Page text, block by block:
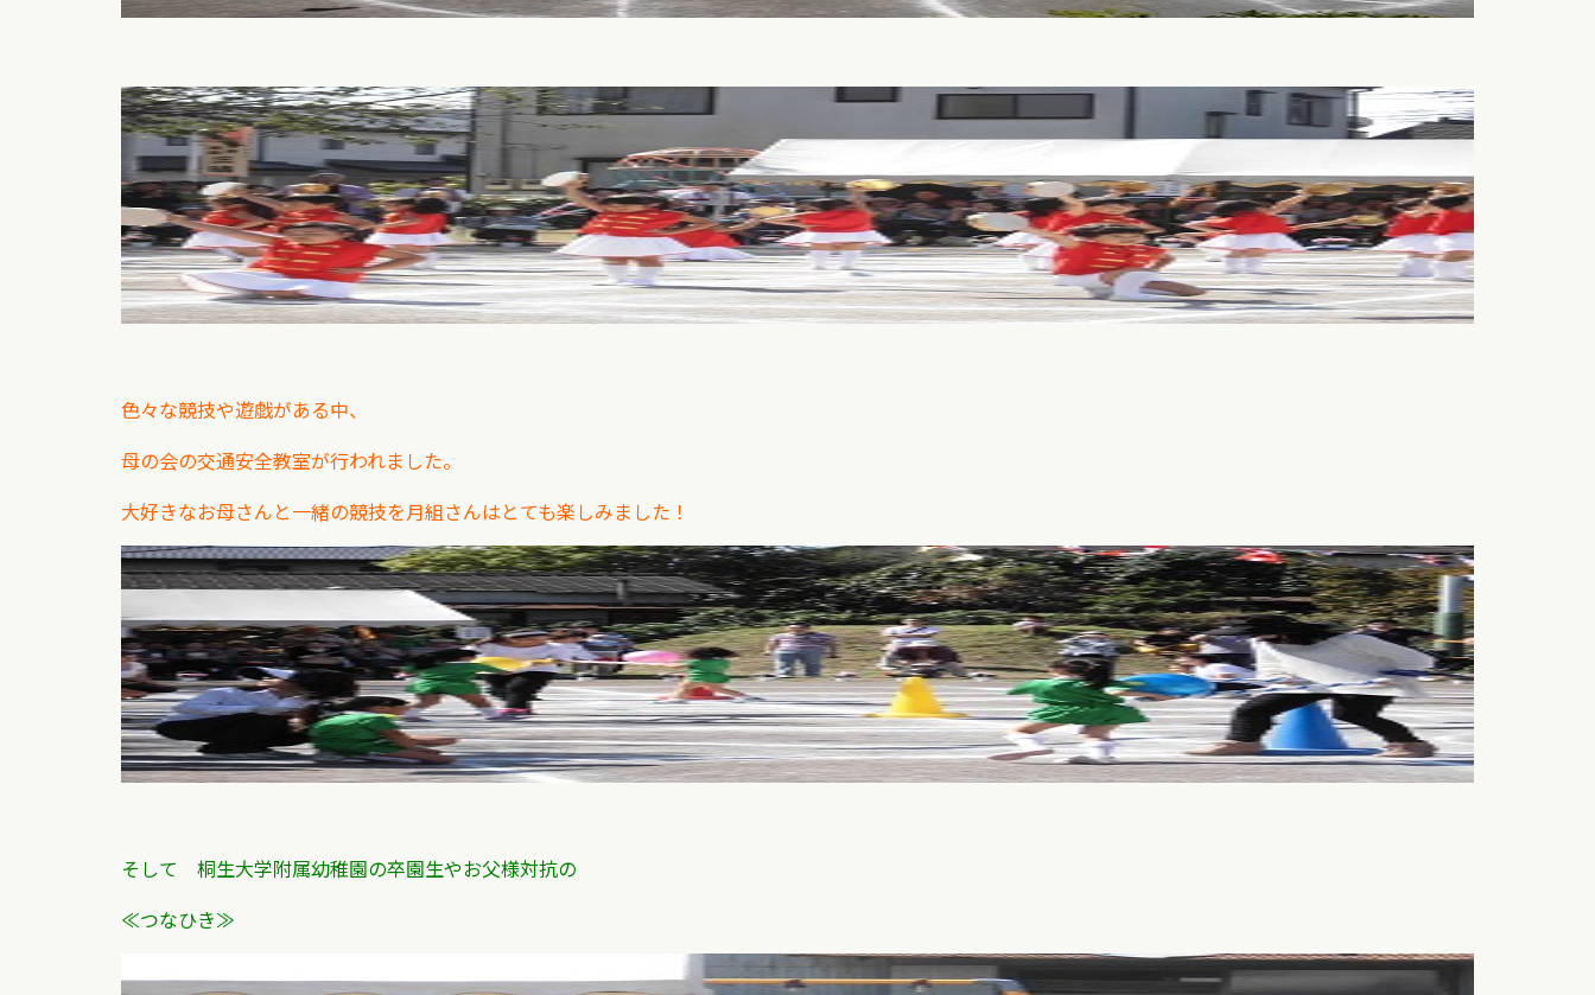
色々な競技や遊戯がある中、
母の会の交通安全教室が行われました。
大好きなお母さんと一緒の競技を月組さんはとても楽しみました！
そして 桐生大学附属幼稚園の卒園生やお父様対抗の
≪つなひき≫